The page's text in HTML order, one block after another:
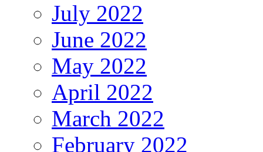
July 2022
June 2022
May 2022
April 2022
March 2022
February 2022